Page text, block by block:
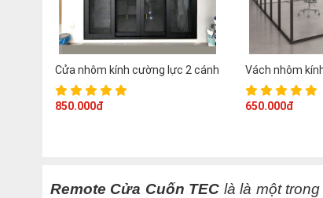
Cửa nhôm kính cường lực 2 cánh
850.000đ
Vách nhôm
650.000đ
Remote Cửa Cuốn TEC là là một